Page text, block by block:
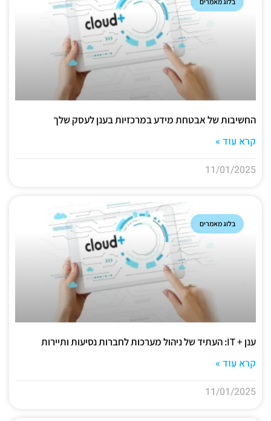
החשיבות של אבטחת מידע במרכזיות בענן לעסק שלך
קרא עוד »
11/01/2025
בלוג מאמרים
ענן + IT: העתיד של ניהול מערכות לחברות נסיעות ותיירות
קרא עוד »
11/01/2025